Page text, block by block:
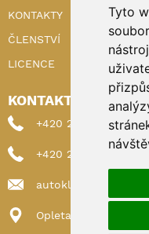
Tyto
KONTAKTY
ČLENSTVÍ
LICENCE
KONTAKTY
+420 222 898 224
+420 222 898 221
Opletalova 1337/29,